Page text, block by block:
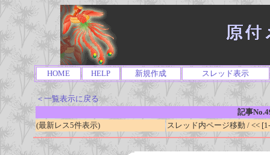
HOME HELP 新規作成 スレッド表示
＜一覧表示に戻る
記事
(最新レス5件表示)
スレッド内ページ移動 / <<